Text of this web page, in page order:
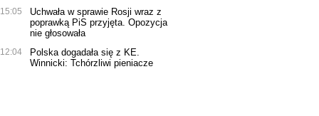
15:05
Uchwała w sprawie Rosji wraz z
poprawką PiS przyjęta. Opozycja
nie głosowała
12:04
Polska dogadała się z KE.
Winnicki: Tchórzliwi pieniacze